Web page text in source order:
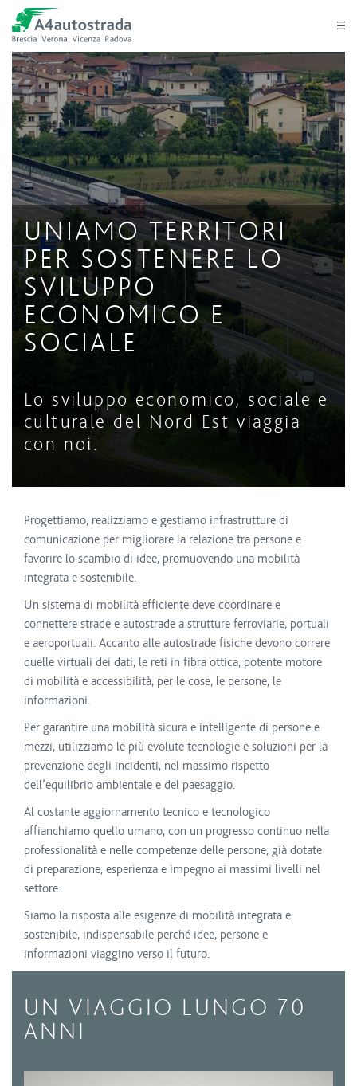
Vai al contenuto principale
Vai al menu di navigazione
Vai al footer
UNIAMO TERRITORI
PER SOSTENERE LO
SVILUPPO
ECONOMICO E
SOCIALE
Lo sviluppo economico, sociale e
culturale del Nord Est viaggia
con noi.
Progettiamo, realizziamo e gestiamo infrastrutture di
comunicazione per migliorare la relazione tra persone e
favorire lo scambio di idee, promuovendo una mobilità
integrata e sostenibile.
Un sistema di mobilità efficiente deve coordinare e
connettere strade e autostrade a strutture ferroviarie, portuali
e aeroportuali. Accanto alle autostrade fisiche devono correre
quelle virtuali dei dati, le reti in fibra ottica, potente motore
di mobilità e accessibilità, per le cose, le persone, le
informazioni.
Per garantire una mobilità sicura e intelligente di persone e
mezzi, utilizziamo le più evolute tecnologie e soluzioni per la
prevenzione degli incidenti, nel massimo rispetto
dell’equilibrio ambientale e del paesaggio.
Al costante aggiornamento tecnico e tecnologico
affianchiamo quello umano, con un progresso continuo nella
professionalità e nelle competenze delle persone, già dotate
di preparazione, esperienza e impegno ai massimi livelli nel
settore.
Siamo la risposta alle esigenze di mobilità integrata e
sostenibile, indispensabile perché idee, persone e
informazioni viaggino verso il futuro.
UN VIAGGIO LUNGO 70
ANNI